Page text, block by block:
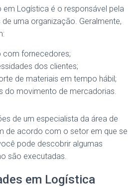
em Logística é o responsável pela
uma organização. Geralmente,
com fornecedores;
dos clientes;
de materiais em tempo hábil;
do movimento de mercadorias.
de um especialista da área de
de acordo com o setor em que se
pode descobrir algumas
são executadas.
em Logística